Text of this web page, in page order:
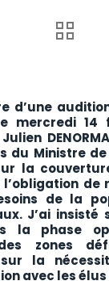
d’une
mercredi 14
du Ministre
la
de
de la
J’ai insisté
la phase
zones
la
avec les